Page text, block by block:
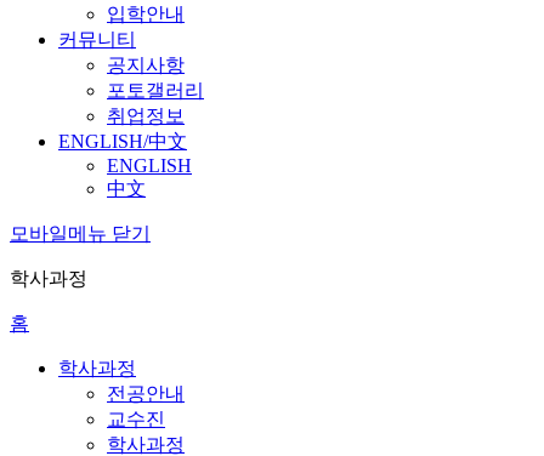
입학안내
커뮤니티
공지사항
포토갤러리
취업정보
ENGLISH/中文
ENGLISH
中文
모바일메뉴 닫기
학사과정
홈
학사과정
전공안내
교수진
학사과정